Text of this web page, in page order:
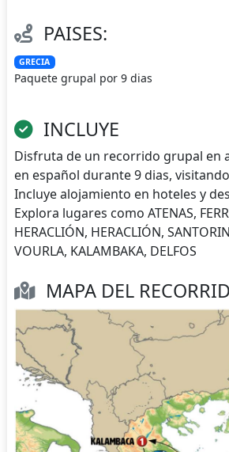
PAISES:
GRECIA
Paquete grupal por 9 dias
INCLUYE
Disfruta de un recorrido grupal en
en español durante 9 dias,
Incluye alojamiento en hoteles y
Explora lugares como ATENAS,
HERACLIÓN, HERACLIÓN,
VOURLA, KALAMBAKA, DELFOS
MAPA DEL